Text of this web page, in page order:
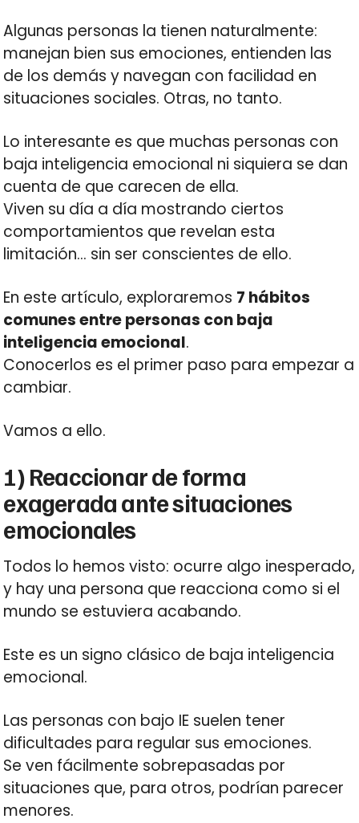
Algunas personas la tienen naturalmente:
manejan bien sus emociones, entienden las
de los demás y navegan con facilidad en
situaciones sociales. Otras, no tanto.
Lo interesante es que muchas personas con
baja inteligencia emocional ni siquiera se dan
cuenta de que carecen de ella.
Viven su día a día mostrando ciertos
comportamientos que revelan esta
limitación… sin ser conscientes de ello.
En este artículo, exploraremos 7 hábitos
comunes entre personas con baja
inteligencia emocional.
Conocerlos es el primer paso para empezar a
cambiar.
Vamos a ello.
1) Reaccionar de forma
exagerada ante situaciones
emocionales
Todos lo hemos visto: ocurre algo inesperado,
y hay una persona que reacciona como si el
mundo se estuviera acabando.
Este es un signo clásico de baja inteligencia
emocional.
Las personas con bajo IE suelen tener
dificultades para regular sus emociones.
Se ven fácilmente sobrepasadas por
situaciones que, para otros, podrían parecer
menores.